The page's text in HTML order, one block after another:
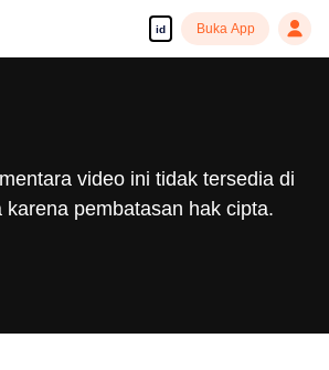
id Buka App
video ini tidak tersedia di
karena pembatasan hak cipta.